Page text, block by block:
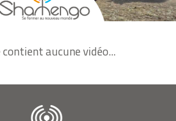
aucune vidéo...